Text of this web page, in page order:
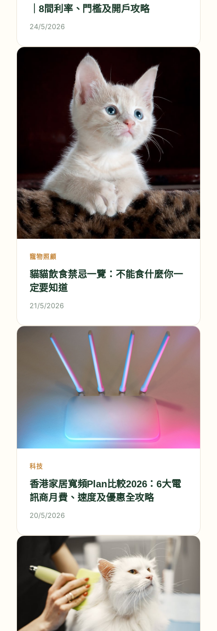
｜8間利率、門檻及開戶攻略
24/5/2026
寵物照顧
貓貓飲食禁忌一覽：不能食什麼你一
定要知道
21/5/2026
科技
香港家居寬頻Plan比較2026：6大電
訊商月費、速度及優惠全攻略
20/5/2026